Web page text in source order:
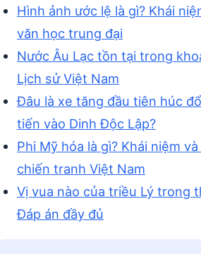
Hình ảnh ước lệ là gì? Khái
văn học trung đại
Nước Âu Lạc tồn tại trong
Lịch sử Việt Nam
Đâu là xe tăng đầu tiên húc
tiến vào Dinh Độc Lập?
Phi Mỹ hóa là gì? Khái niệm
chiến tranh Việt Nam
Vị vua nào của triều Lý trong
Đáp án đầy đủ